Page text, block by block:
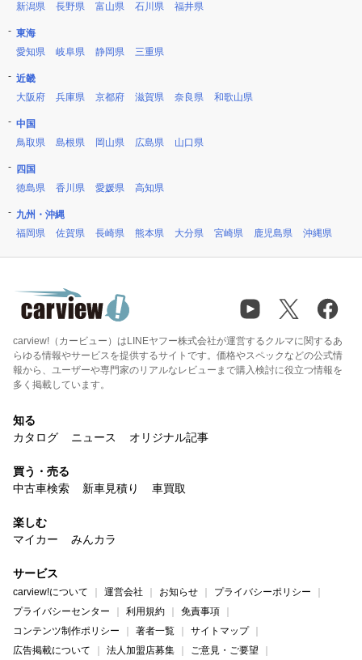
新潟県
長野県 富山県 石川県 福井県
東海
愛知県
岐阜県 静岡県 三重県
近畿
大阪府
兵庫県 京都府 滋賀県 奈良県 和歌山県
中国
鳥取県
島根県 岡山県 広島県 山口県
四国
徳島県
香川県 愛媛県 高知県
九州・沖縄
福岡県
佐賀県 長崎県 熊本県 大分県 宮崎県 鹿児島県 沖縄県
carview!（カービュー）はLINEヤフー株式会社が運営するクルマに関するあ
らゆる情報やサービスを提供するサイトです。価格やスペックなどの公式情
報から、ユーザーや専門家のリアルなレビューまで購入検討に役立つ情報を
多く掲載しています。
知る
カタログ
ニュース オリジナル記事
買う・売る
中古車検索
新車見積り 車買取
楽しむ
マイカー
みんカラ
サービス
carview!について 運営会社 お知らせ
プライバシーポリシー
プライバシーセンター
利用規約
免責事項
コンテンツ制作ポリシー
著者一覧
サイトマップ
広告掲載について
法人加盟店募集 ご意見・ご要望